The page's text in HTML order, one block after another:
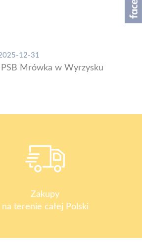
12-31
PSB Mrówka w Wyrzysku
Zakupy
na terenie całej Polski